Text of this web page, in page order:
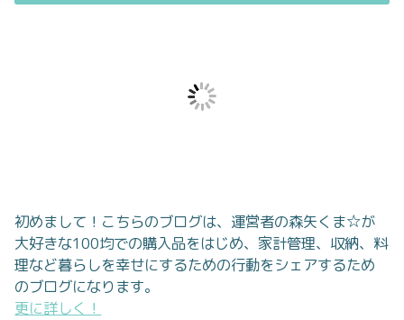
初めまして！こちらのブログは、運営者の森矢くま☆が
大好きな100均での購入品をはじめ、家計管理、収納、料
理など暮らしを幸せにするための行動をシェアするため
のブログになります。
更に詳しく！